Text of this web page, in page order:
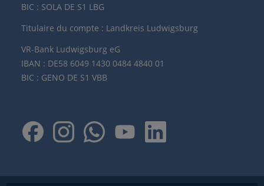
BIC : SOLA DE S1 LBG
Titulaire du compte : Landkreis Ludwigsburg
VR-Bank Ludwigsburg eG
IBAN : DE58 6049 1430 0484 4840 01
BIC : GENO DE S1 VBB